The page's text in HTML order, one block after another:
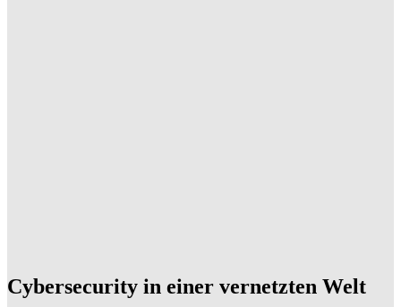
Cybersecurity in einer vernetzten Welt